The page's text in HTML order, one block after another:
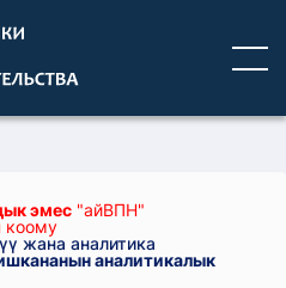
эмес "айВПН"
коому
жана аналитика
аналитикалык